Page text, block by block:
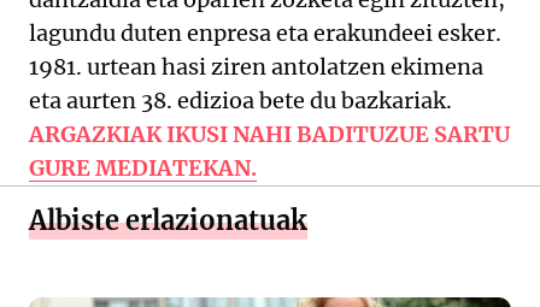
lagundu duten enpresa eta erakundeei esker.
1981. urtean hasi ziren antolatzen ekimena
eta aurten 38. edizioa bete du bazkariak.
ARGAZKIAK IKUSI NAHI BADITUZUE SARTU
GURE MEDIATEKAN.
Albiste erlazionatuak